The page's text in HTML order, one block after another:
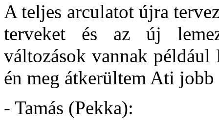
A teljes arculatot újra
terveket és az új
változások vannak
én meg átkerültem Ati
- Tamás (Pekka):